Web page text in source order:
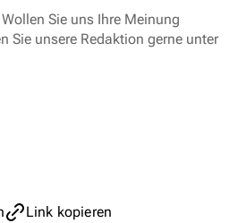
Sie uns Ihre Meinung
Sie unsere Redaktion gerne unter
Link kopieren